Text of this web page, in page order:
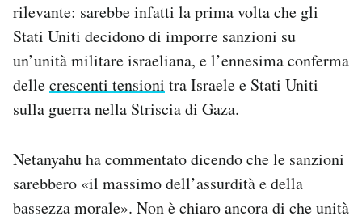
rilevante: sarebbe infatti la prima volta che gli
Stati Uniti decidono di imporre sanzioni su
un’unità militare israeliana, e l’ennesima conferma
dellecrescenti tensioni tra Israele e Stati Uniti
sulla guerra nella Striscia di Gaza.
Netanyahu ha commentato dicendo che le sanzioni
sarebbero «il massimo dell’assurdità e della
bassezza morale». Non è chiaro ancora di che unità